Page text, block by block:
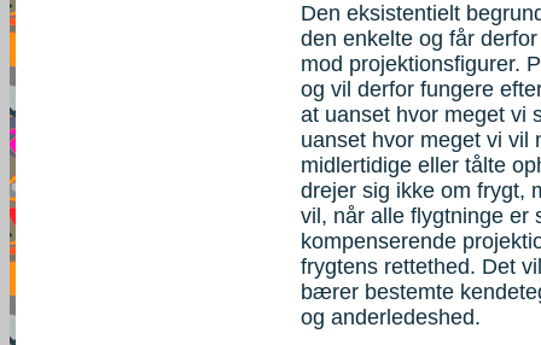
Den eksistentielt
den enkelte og får
mod projektionsfigurer.
og vil derfor fungere
at uanset hvor meget vi
uanset hvor meget vi vil
midlertidige eller tålte
drejer sig ikke om frygt,
vil, når alle flygtninge er
kompenserende
frygtens rettethed. Det
bærer bestemte
og anderledeshed.